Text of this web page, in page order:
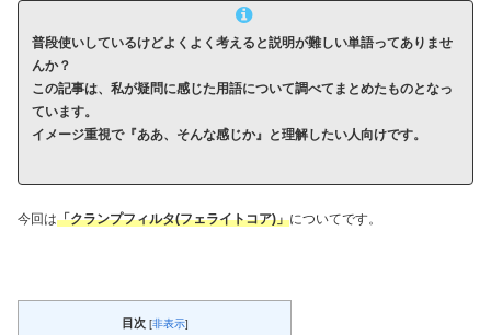
普段使いしているけどよくよく考えると説明が難しい単語ってありませ
んか？
この記事は、私が疑問に感じた用語について調べてまとめたものとなっ
ています。
イメージ重視で『ああ、そんな感じか』と理解したい人向けです。
今回は「クランプフィルタ(フェライトコア)」についてです。
目次 [非表示]